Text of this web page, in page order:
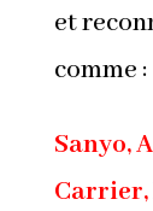
et
comme :
Sanyo,
Carrier,